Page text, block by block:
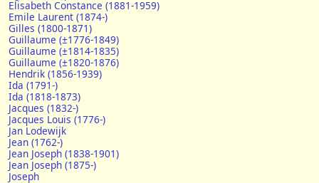
Elisabeth Constance (1881-1959)
Emile Laurent (1874-)
Gilles (1800-1871)
Guillaume (±1776-1849)
Guillaume (±1814-1835)
Guillaume (±1820-1876)
Hendrik (1856-1939)
Ida (1791-)
Ida (1818-1873)
Jacques (1832-)
Jacques Louis (1776-)
Jan Lodewijk
Jean (1762-)
Jean Joseph (1838-1901)
Jean Joseph (1875-)
Joseph